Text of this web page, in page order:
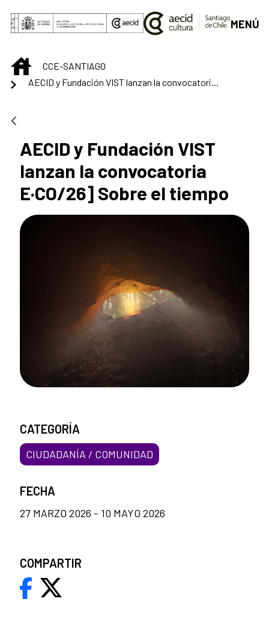
Saltar al contenido principal
MENÚ
INICIOCCE-SANTIAGO
AECID y Fundación VIST
lanzan la convocatoria
E·CO/26] Sobre el tiempo
CATEGORÍA
CIUDADANÍA / COMUNIDAD
FECHA
27 MARZO 2026 - 10 MAYO 2026
COMPARTIR